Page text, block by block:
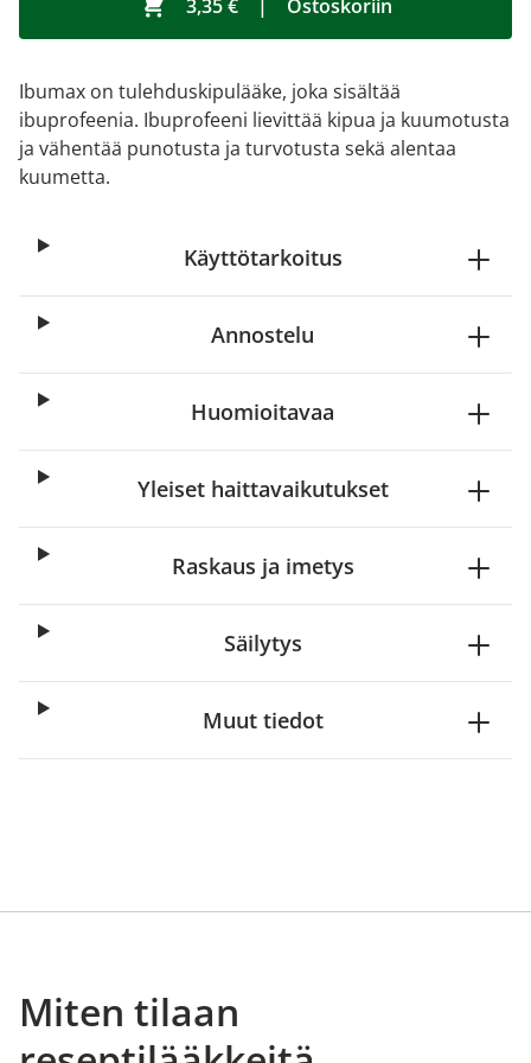
3,35 € | Ostoskoriin
Ibumax on tulehduskipulääke, joka sisältää
ibuprofeenia. Ibuprofeeni lievittää kipua ja kuumotusta
ja vähentää punotusta ja turvotusta sekä alentaa
kuumetta.
Käyttötarkoitus
Annostelu
Huomioitavaa
Yleiset haittavaikutukset
Raskaus ja imetys
Säilytys
Muut tiedot
Miten tilaan